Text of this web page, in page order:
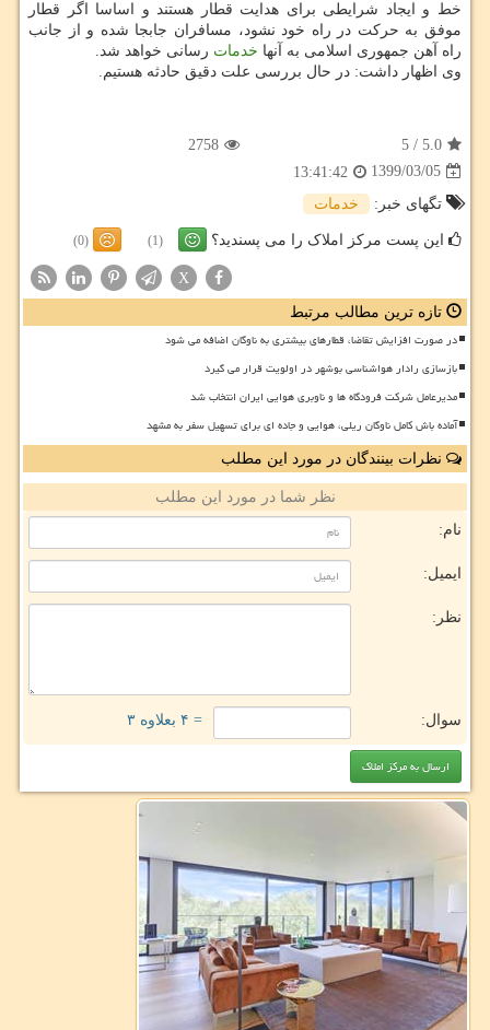
خط و ایجاد شرایطی برای هدایت قطار هستند و اساسا اگر قطار
موفق به حرکت در راه خود نشود، مسافران جابجا شده و از جانب
راه آهن جمهوری اسلامی به آنها خدمات رسانی خواهد شد.
وی اظهار داشت: در حال بررسی علت دقیق حادثه هستیم.
5.0
/
5
2758
1399/03/05
13:41:42
تگهای خبر:
خدمات
این پست مرکز املاک را می پسندید؟ (1)
(0)
X
تازه ترین مطالب مرتبط
در صورت افزایش تقاضا، قطارهای بیشتری به ناوگان اضافه می شود
بازسازی رادار هواشناسی بوشهر در اولویت قرار می گیرد
مدیرعامل شرکت فرودگاه ها و ناوبری هوایی ایران انتخاب شد
آماده باش کامل ناوگان ریلی، هوایی و جاده ای برای تسهیل سفر به مشهد
نظرات بینندگان در مورد این مطلب
نظر شما در مورد این مطلب
نام:
ایمیل:
نظر:
سوال: = ۴ بعلاوه ۳